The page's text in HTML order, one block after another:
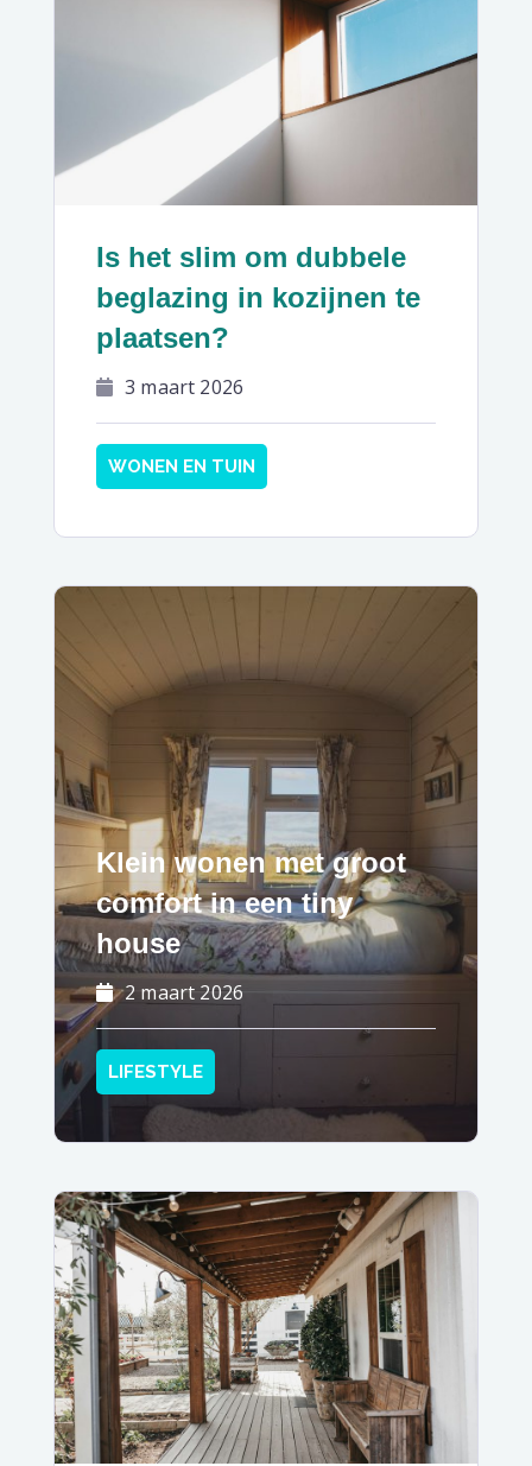
Is het slim om dubbele
beglazing in kozijnen te
plaatsen?
3 maart 2026
WONEN EN TUIN
Klein wonen met groot
comfort in een tiny
house
2 maart 2026
LIFESTYLE